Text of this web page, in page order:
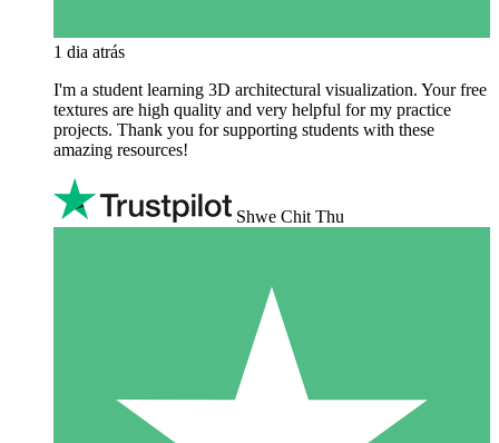
1 dia atrás
I'm a student learning 3D architectural visualization. Your free
textures are high quality and very helpful for my practice
projects. Thank you for supporting students with these
amazing resources!
Shwe Chit Thu